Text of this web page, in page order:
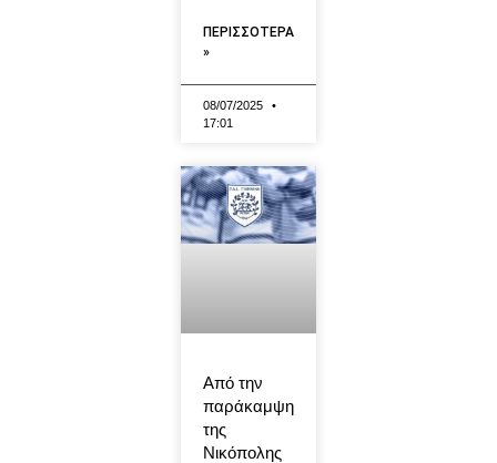
ΠΕΡΙΣΣΟΤΕΡΑ
»
08/07/2025
17:01
Από την
παράκαμψη
της
Νικόπολης